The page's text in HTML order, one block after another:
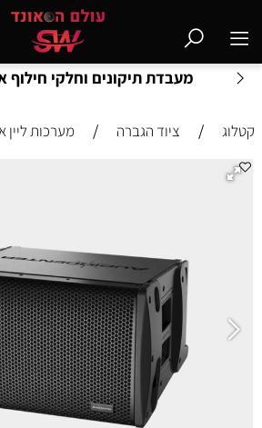
מעבדת תיקונים וחלקי חילוף
קטלוג / ציוד הגברה / מערכות ליין